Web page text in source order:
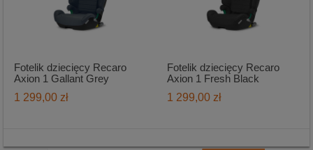
Fotelik dziecięcy Recaro
Axion 1 Gallant Grey
1 299,00 zł
Fotelik dziecięcy Recaro
Axion 1 Fresh Black
1 299,00 zł